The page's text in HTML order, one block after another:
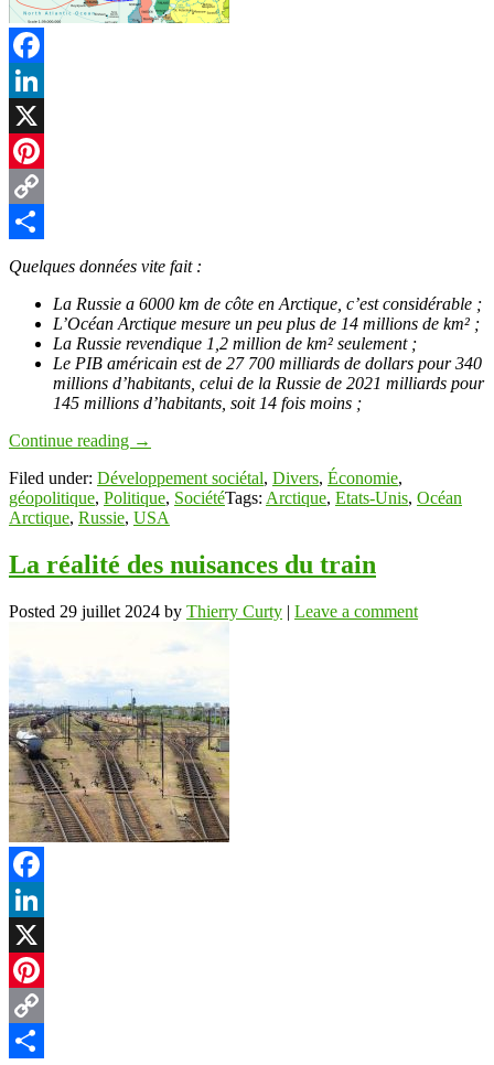
Facebook
LinkedIn
X
Pinterest
Copy
Link
Partager
Quelques données vite fait :
La Russie a 6000 km de côte en Arctique, c’est considérable ;
L’Océan Arctique mesure un peu plus de 14 millions de km² ;
La Russie revendique 1,2 million de km² seulement ;
Le PIB américain est de 27 700 milliards de dollars pour 340
millions d’habitants, celui de la Russie de 2021 milliards pour
145 millions d’habitants, soit 14 fois moins ;
Continue reading →
Filed under: Développement sociétal, Divers, Économie,
géopolitique, Politique, SociétéTags: Arctique, Etats-Unis, Océan
Arctique, Russie, USA
La réalité des nuisances du train
Posted 29 juillet 2024 by Thierry Curty | Leave a comment
Facebook
LinkedIn
X
Pinterest
Copy